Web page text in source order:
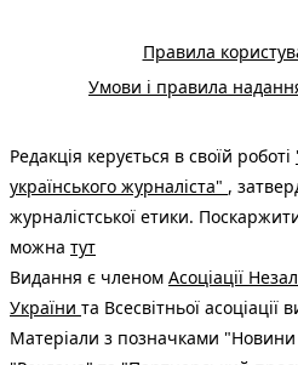
Правила
Умови і правила
Редакція керується в своїй роботі
українського журналіста" ,
журналістської етики.
можна тут
Видання є членом Асоціації
України та Всесвітньої асоціації
Матеріали з позначками